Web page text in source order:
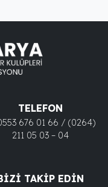
TELEFON
676 01 66 / (0264)
211 05 03 – 04
TAKIP EDIN